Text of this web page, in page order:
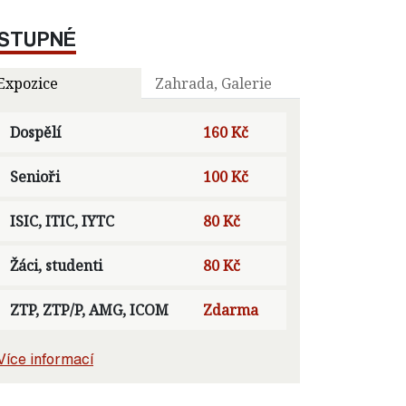
Zahrada, Galerie
Dospělí 160 Kč
Senioři 100 Kč
ISIC, ITIC, IYTC 80 Kč
Žáci, studenti 80 Kč
ZTP, ZTP/P, AMG, ICOM Zdarma
informací